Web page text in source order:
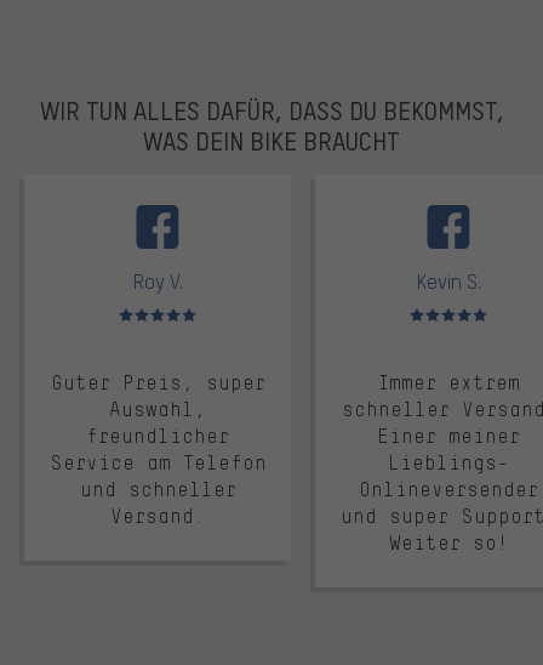
WIR TUN ALLES DAFÜR, DASS DU BEKOMMST,
WAS DEIN BIKE BRAUCHT
Roy V.
Bewertungen: 5 von 5
Guter Preis, super
Auswahl,
freundlicher
Service am Telefon
und schneller
Versand.
Kevin S.
Bewertungen: 5 von 5
Immer extrem
schneller
Einer meiner
Lieblings-
Onlineversender
und super
Weiter so!